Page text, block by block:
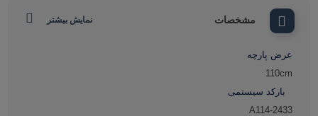
مشخصات نمایش بیشتر
عرض پارچه
110cm
بارکد سیستمی
A114-2433